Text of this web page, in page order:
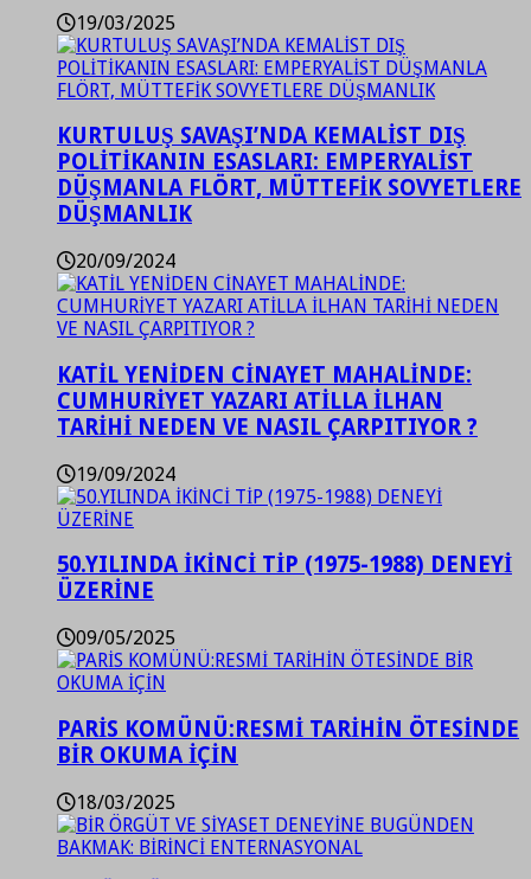
19/03/2025
KURTULUŞ SAVAŞI’NDA KEMALİST DIŞ
POLİTİKANIN ESASLARI: EMPERYALİST
DÜŞMANLA FLÖRT, MÜTTEFİK SOVYETLERE
DÜŞMANLIK
20/09/2024
KATİL YENİDEN CİNAYET MAHALİNDE:
CUMHURİYET YAZARI ATİLLA İLHAN
TARİHİ NEDEN VE NASIL ÇARPITIYOR ?
19/09/2024
50.YILINDA İKİNCİ TİP (1975-1988) DENEYİ
ÜZERİNE
09/05/2025
PARİS KOMÜNÜ:RESMİ TARİHİN ÖTESİNDE
BİR OKUMA İÇİN
18/03/2025